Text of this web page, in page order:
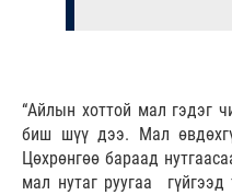
“Айлын хоттой мал гэдэг
биш шүү дээ. Мал
Цөхрөнгөө бараад
мал нутаг руугаа